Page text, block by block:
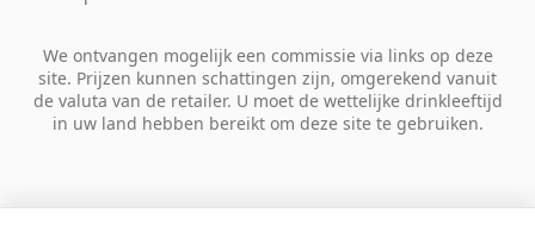
We ontvangen mogelijk een commissie via links op deze
site. Prijzen kunnen schattingen zijn, omgerekend vanuit
de valuta van de retailer. U moet de wettelijke drinkleeftijd
in uw land hebben bereikt om deze site te gebruiken.